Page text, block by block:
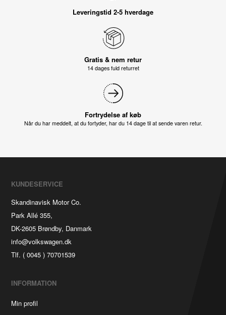
Leveringstid 2-5 hverdage
Gratis & nem retur
14 dages fuld returret
Fortrydelse af køb
Når du har meddelt, at du fortyder, har du 14 dage til at sende varen retur.
KUNDESERVICE
Skandinavisk Motor Co.
Park Allé 355,
DK-2605 Brøndby, Danmark
info@volkswagen.dk
Tlf. ( 0045 ) 70701539
INFORMATION
Min profil